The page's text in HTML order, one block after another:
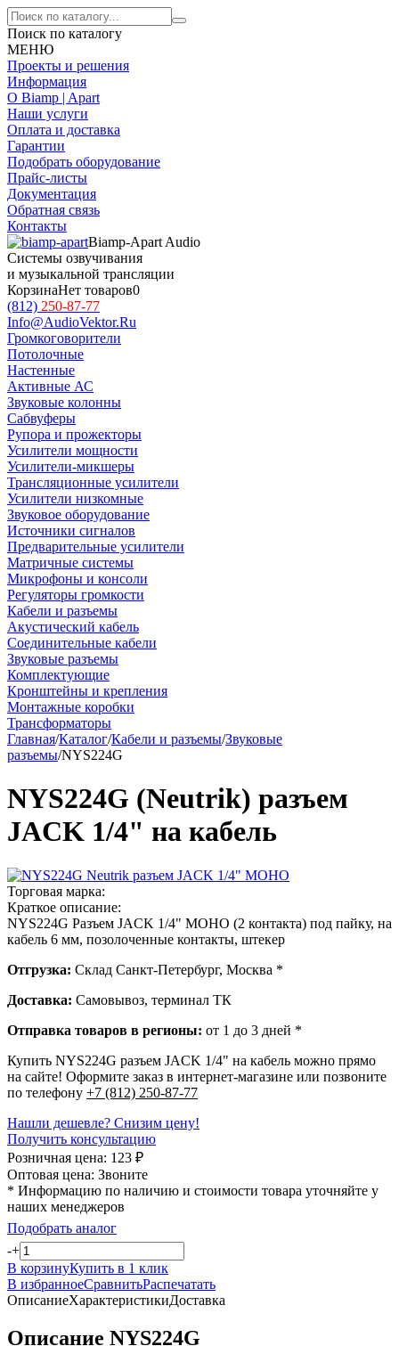
Поиск по каталогу
МЕНЮ
Проекты и решения
Информация
О Biamp | Apart
Наши услуги
Оплата и доставка
Гарантии
Подобрать оборудование
Прайс-листы
Документация
Обратная связь
Контакты
Biamp-Apart Audio
Системы озвучивания
и музыкальной трансляции
КорзинаНет товаров0
(812) 250-87-77
Info@AudioVektor.Ru
Громкоговорители
Потолочные
Настенные
Активные АС
Звуковые колонны
Сабвуферы
Рупора и прожекторы
Усилители мощности
Усилители-микшеры
Трансляционные усилители
Усилители низкомные
Звуковое оборудование
Источники сигналов
Предварительные усилители
Матричные системы
Микрофоны и консоли
Регуляторы громкости
Кабели и разъемы
Акустический кабель
Соединительные кабели
Звуковые разъемы
Комплектующие
Кронштейны и крепления
Монтажные коробки
Трансформаторы
Главная/Каталог/Кабели и разъемы/Звуковые
разъемы/NYS224G
NYS224G (Neutrik) разъем
JACK 1/4" на кабель
Торговая марка:
Краткое описание:
NYS224G Разъем JACK 1/4" МОНО (2 контакта) под пайку, на
кабель 6 мм, позолоченные контакты, штекер
Отгрузка: Склад Санкт-Петербург, Москва *
Доставка: Самовывоз, терминал ТК
Отправка товаров в регионы: от 1 до 3 дней *
Купить NYS224G разъем JACK 1/4" на кабель можно прямо
на сайте! Оформите заказ в интернет-магазине или позвоните
по телефону +7 (812) 250-87-77
Нашли дешевле? Снизим цену!
Получить консультацию
Розничная цена: 123 ₽
Оптовая цена: Звоните
* Информацию по наличию и стоимости товара уточняйте у
наших менеджеров
Подобрать аналог
-+
В корзинуКупить в 1 клик
В избранноеСравнитьРаспечатать
ОписаниеХарактеристикиДоставка
Описание NYS224G